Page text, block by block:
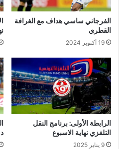
الفرجاني ساسي هداف مع الغرافة
القطري
19 أكتوبر 2024
الرابطة الأولى: برنامج النقل
التلفزي نهاية الاسبوع
9 يناير 2025